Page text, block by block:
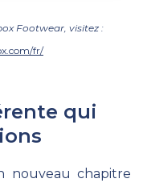
Footwear, visitez :
fr/
qui
nouveau chapitre